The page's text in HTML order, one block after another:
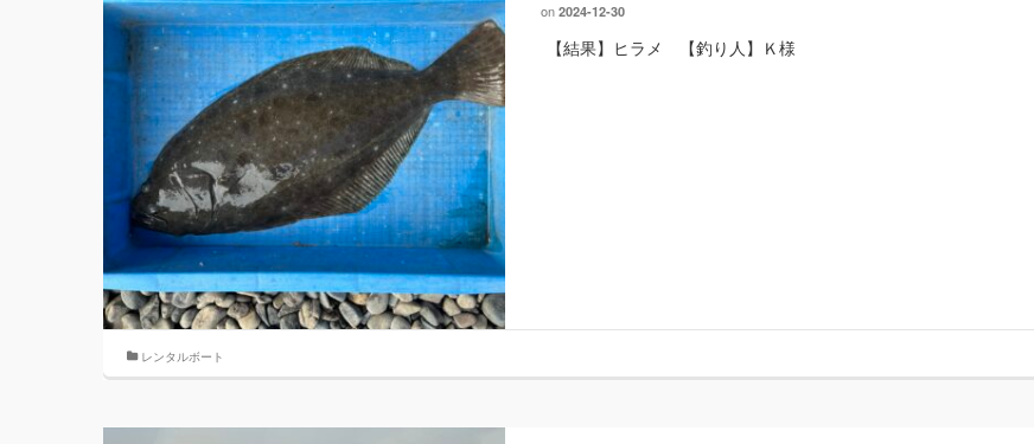
on 2024-12-30
【結果】ヒラメ 【釣り人】Ｋ様
レンタルボート